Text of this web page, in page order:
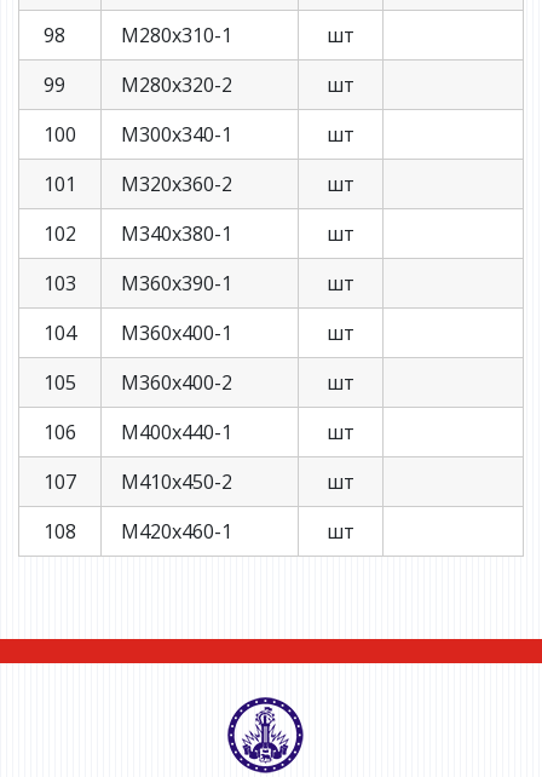
98
М280х310-1
шт
99
М280х320-2
шт
100
М300х340-1
шт
101
М320х360-2
шт
102
М340х380-1
шт
103
М360х390-1
шт
104
М360х400-1
шт
105
М360х400-2
шт
106
М400х440-1
шт
107
М410х450-2
шт
108
М420х460-1 шт